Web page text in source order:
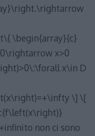
\begin{array}{c}
x>0
x\in D
\] \[
non ci sono